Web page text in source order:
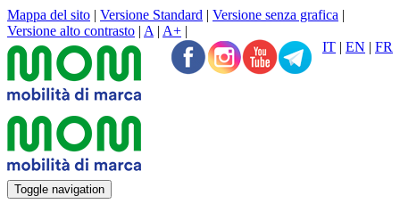
Mappa del sito | Versione Standard | Versione senza grafica |
Versione alto contrasto | A | A+ |
IT | EN | FR
Toggle navigation